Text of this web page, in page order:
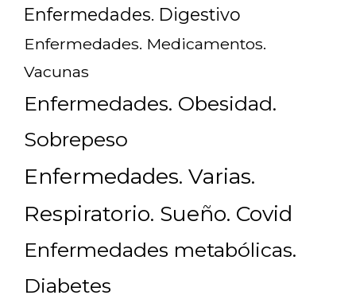
Enfermedades. Digestivo
Enfermedades. Medicamentos.
Vacunas
Enfermedades. Obesidad.
Sobrepeso
Enfermedades. Varias.
Respiratorio. Sueño. Covid
Enfermedades metabólicas.
Diabetes